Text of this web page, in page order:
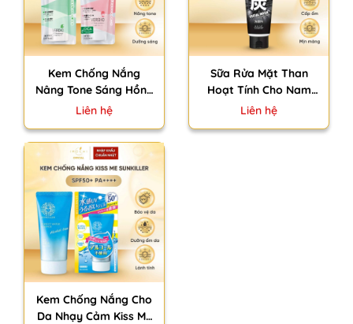
Kem Chống Nắng
Nâng Tone Sáng Hồng
Omi Verdio SPF50+
Vệ Da Nhạy Cảm 50-
80g
Liên hệ
Sữa Rửa Mặt Than
Hoạt Tính Cho Nam
Kose Men`s Softymo
Liên hệ
Kem Chống Nắng Cho
Da Nhạy Cảm Kiss Me